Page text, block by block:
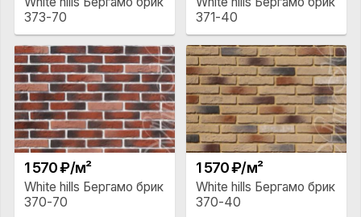
373-70
371-40
1 570 ₽/м²
White hills Бергамо брик
370-70
1 570 ₽/м²
White hills Бергамо брик
370-40